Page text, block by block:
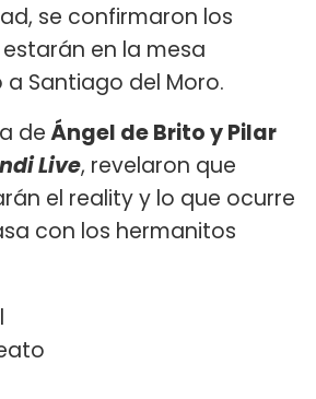
se confirmaron los
en la mesa
Santiago del Moro.
deÁngel de Brito y Pilar
Live, revelaron que
el reality y lo que ocurre
con los hermanitos